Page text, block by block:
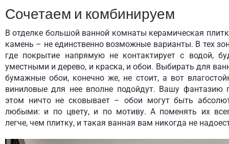
Сочетаем и комбинируем
В отделке большой ванной комнаты керамическая
камень – не единственно возможные варианты. В тех
где покрытие напрямую не контактирует с водой,
уместными и дерево, и краска, и обои. Выбирать для
бумажные обои, конечно же, не стоит, а вот
виниловые для нее вполне подойдут. Вашу фантазию
этом ничто не сковывает – обои могут быть
любыми: и по цвету, и по мотиву. А поменять их
легче, чем плитку, и такая ванная вам никогда не